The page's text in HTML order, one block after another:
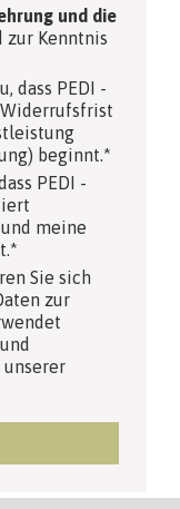
und die
zur Kenntnis
dass PEDI -
beginnt.*
PEDI -
meine
Sie sich
zur